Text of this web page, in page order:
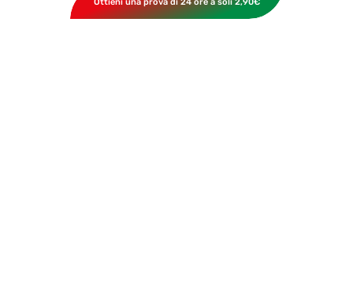
Ottieni una prova di 24 ore a soli 2,90€